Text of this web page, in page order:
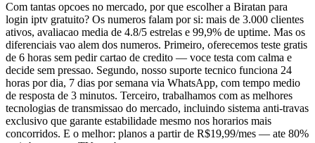
Com tantas opcoes no mercado, por que escolher a Biratan para
login iptv gratuito? Os numeros falam por si: mais de 3.000 clientes
ativos, avaliacao media de 4.8/5 estrelas e 99,9% de uptime. Mas os
diferenciais vao alem dos numeros. Primeiro, oferecemos teste gratis
de 6 horas sem pedir cartao de credito — voce testa com calma e
decide sem pressao. Segundo, nosso suporte tecnico funciona 24
horas por dia, 7 dias por semana via WhatsApp, com tempo medio
de resposta de 3 minutos. Terceiro, trabalhamos com as melhores
tecnologias de transmissao do mercado, incluindo sistema anti-travas
exclusivo que garante estabilidade mesmo nos horarios mais
concorridos. E o melhor: planos a partir de R$19,99/mes — ate 80%